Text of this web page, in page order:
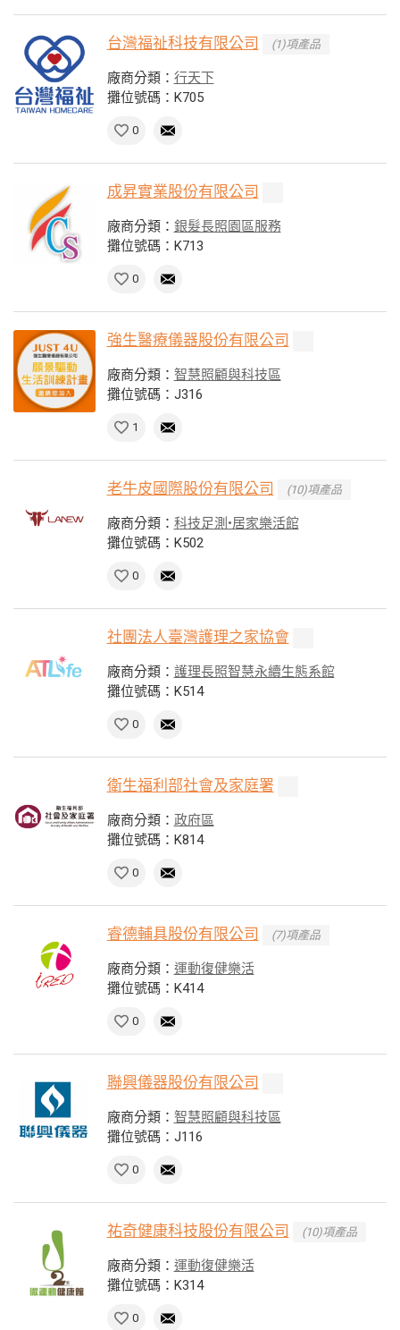
台灣福祉科技有限公司 (1)項產品
廠商分類： 行天下
攤位號碼：K705
0
成昇實業股份有限公司
廠商分類： 銀髮長照園區服務
攤位號碼：K713
0
強生醫療儀器股份有限公司
廠商分類： 智慧照顧與科技區
攤位號碼：J316
1
老牛皮國際股份有限公司 (10)項產品
廠商分類： 科技足測•居家樂活館
攤位號碼：K502
0
社團法人臺灣護理之家協會
廠商分類： 護理長照智慧永續生態系館
攤位號碼：K514
0
衛生福利部社會及家庭署
廠商分類： 政府區
攤位號碼：K814
0
睿德輔具股份有限公司 (7)項產品
廠商分類： 運動復健樂活
攤位號碼：K414
0
聯興儀器股份有限公司
廠商分類： 智慧照顧與科技區
攤位號碼：J116
0
祐奇健康科技股份有限公司 (10)項產品
廠商分類： 運動復健樂活
攤位號碼：K314
0